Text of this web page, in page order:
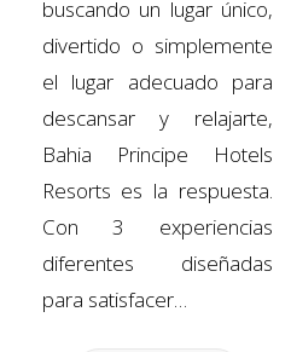
buscando un lugar único,
divertido o simplemente
el lugar adecuado para
descansar y relajarte,
Bahia Principe Hotels
Resorts es la respuesta.
Con 3 experiencias
diferentes diseñadas
para satisfacer…